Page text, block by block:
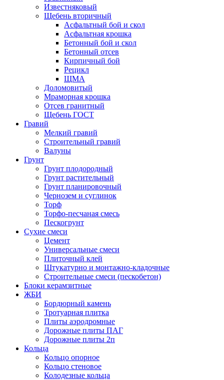
Известняковый
Щебень вторичный
Асфальтный бой и скол
Асфальтная крошка
Бетонный бой и скол
Бетонный отсев
Кирпичный бой
Рецикл
ЩМА
Доломовитый
Мраморная крошка
Отсев гранитный
Щебень ГОСТ
Гравий
Мелкий гравий
Строительный гравий
Валуны
Грунт
Грунт плодородный
Грунт растительный
Грунт планировочный
Чернозем и суглинок
Торф
Торфо-песчаная смесь
Пескогрунт
Сухие смеси
Цемент
Универсальные смеси
Плиточный клей
Штукатурно и монтажно-кладочные
Строительные смеси (пескобетон)
Блоки керамзитные
ЖБИ
Бордюрный камень
Тротуарная плитка
Плиты аэродромные
Дорожные плиты ПАГ
Дорожные плиты 2п
Кольца
Кольцо опорное
Кольцо стеновое
Колодезные кольца